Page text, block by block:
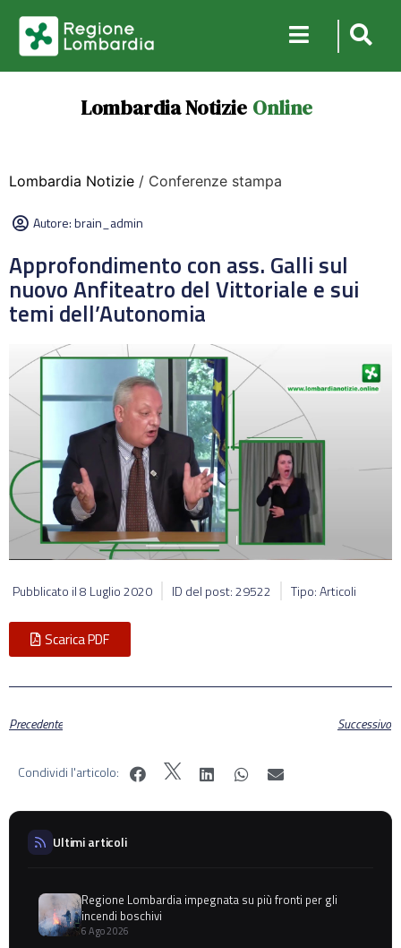
Lombardia Notizie Online
Lombardia Notizie / Conferenze stampa
Autore:brain_admin
Approfondimento con ass. Galli sul
nuovo Anfiteatro del Vittoriale e sui
temi dell’Autonomia
Pubblicato il8 Luglio 2020 ID del post: 29522 Tipo: Articoli
Scarica PDF
Precedente Successivo
Condividi l'articolo:
Ultimi articoli
Regione Lombardia impegnata su più fronti per gli
incendi boschivi
6 Ago 2026